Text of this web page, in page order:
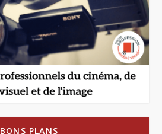
BONS PLANS